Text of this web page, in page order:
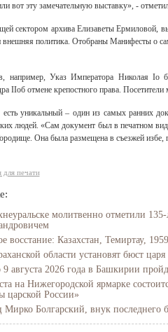
вот эту замечательную выставку», -
сектором архива Елизаветы Ермиловой,
внешняя политика. Отобраны Манифесты о
например, Указ Императора Николая Iо
IIоб отмене крепостного права.
есть уникальный – один из самых ранних
людей. «Сам документ был в печатном
Она была размещена в съезжей
для печати
молитвенно отметили
восстание: Казахстан, Темиртау,
области установят бюст
августа 2026 года в Башкирии
на Нижегородской ярмарке
царской России»
Болгарский, внук последнего